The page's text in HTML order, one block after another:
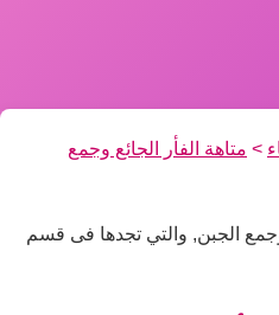
> متاهة الفأر الجائع وجمع
وجمع الجبن, والتي تجدها فى قسم